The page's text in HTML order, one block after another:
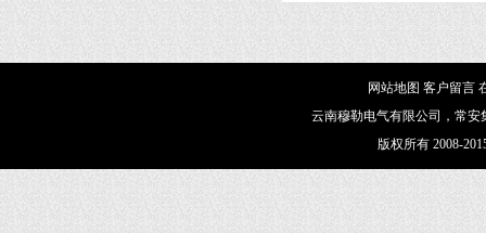
网站地图 客户留言
云南穆勒电气有限公司，常
版权所有 2008-